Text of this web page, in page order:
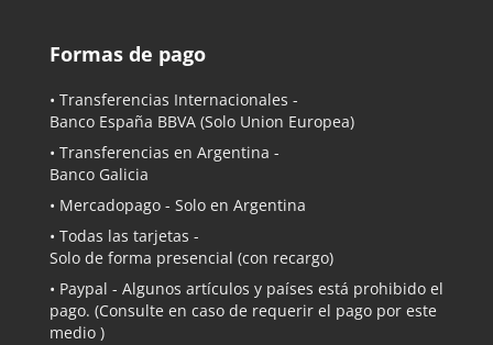
Formas de pago
• Transferencias Internacionales -
Banco España BBVA (Solo Union Europea)
• Transferencias en Argentina -
Banco Galicia
• Mercadopago - Solo en Argentina
• Todas las tarjetas -
Solo de forma presencial (con recargo)
• Paypal - Algunos artículos y países está prohibido el
pago. (Consulte en caso de requerir el pago por este
medio )